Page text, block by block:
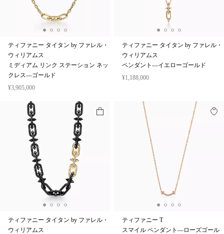
ティファニー タイタン by ファレル・
ウィリアムス
ミディアム リンク ステーション ネッ
クレス—ゴールド
¥3,905,000
ティファニー タイタン by ファレル・
ウィリアムス
ペンダント—イエローゴールド
¥1,188,000
ティファニー タイタン by ファレル・
ウィリアムス
ティファニー T
スマイル ペンダント—ローズゴール